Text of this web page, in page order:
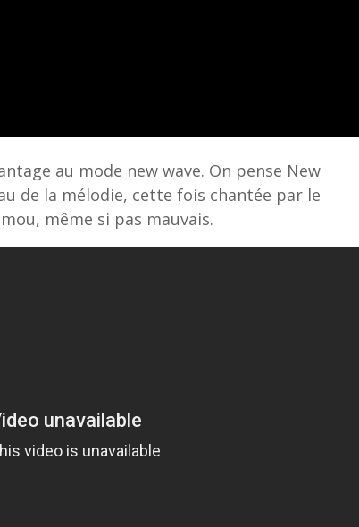
au mode new wave. On pense New
de la mélodie, cette fois chantée par le
même si pas mauvais.